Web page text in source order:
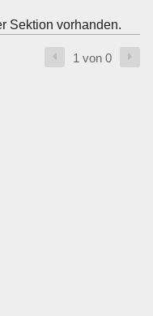
Sektion vorhanden.
1 von 0